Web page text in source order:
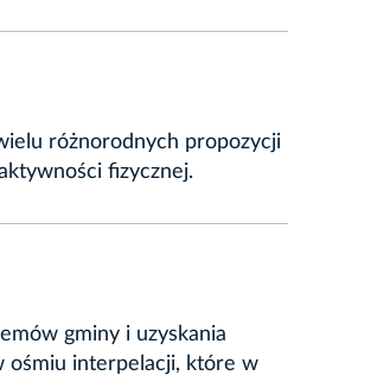
różnorodnych propozycji
fizycznej.
gminy i uzyskania
ośmiu interpelacji, które w